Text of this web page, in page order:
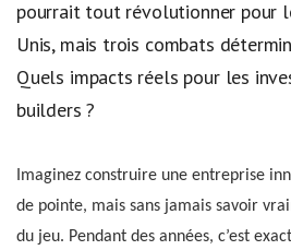
pourrait tout révolutionner pour
Unis, mais trois combats
Quels impacts réels pour les
builders ?
Imaginez construire une entreprise
de pointe, mais sans jamais savoir
du jeu. Pendant des années, c’est